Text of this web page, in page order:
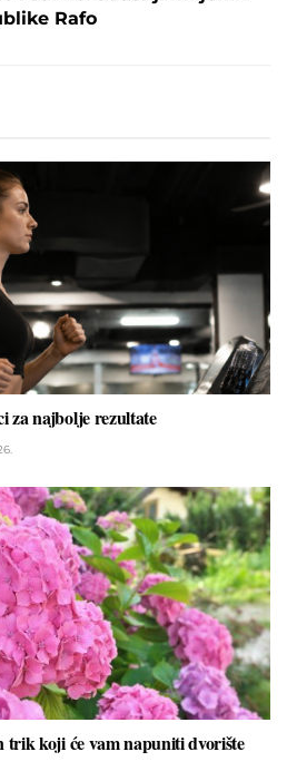
Rafo
za najbolje rezultate
trik koji će vam napuniti dvorište